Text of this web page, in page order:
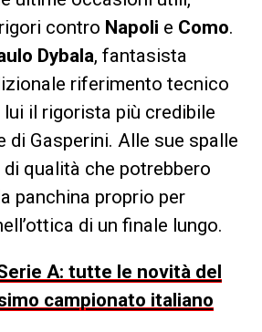
contro Napoli e Como.
Dybala, fantasista
riferimento tecnico
lui il rigorista più credibile
di Gasperini. Alle sue spalle
qualità che potrebbero
panchina proprio per
di un finale lungo.
A: tutte le novità del
campionato italiano